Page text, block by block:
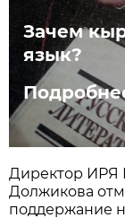
Зачем
язык?
Директор
Должикова
поддержание